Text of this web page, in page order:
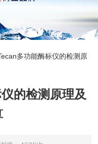
多功能酶标仪的检测原
的检测原理及